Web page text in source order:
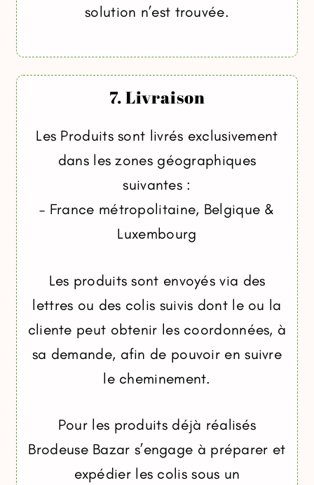
solution n’est trouvée.
7. Livraison
Les Produits sont livrés exclusivement
dans les zones géographiques
suivantes :
– France métropolitaine, Belgique &
Luxembourg
Les produits sont envoyés via des
lettres ou des colis suivis dont le ou la
cliente peut obtenir les coordonnées, à
sa demande, afin de pouvoir en suivre
le cheminement.
Pour les produits déjà réalisés
Brodeuse Bazar s’engage à préparer et
expédier les colis sous un